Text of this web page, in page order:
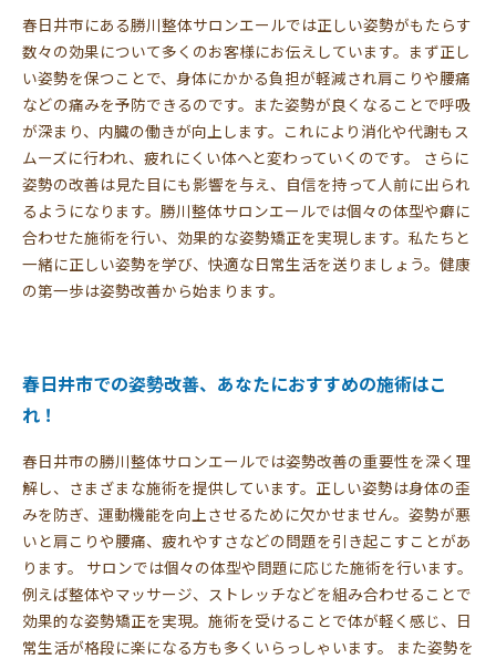
春日井市にある勝川整体サロンエールでは正しい姿勢がもたらす
数々の効果について多くのお客様にお伝えしています。まず正し
い姿勢を保つことで、身体にかかる負担が軽減され肩こりや腰痛
などの痛みを予防できるのです。また姿勢が良くなることで呼吸
が深まり、内臓の働きが向上します。これにより消化や代謝もス
ムーズに行われ、疲れにくい体へと変わっていくのです。 さらに
姿勢の改善は見た目にも影響を与え、自信を持って人前に出られ
るようになります。勝川整体サロンエールでは個々の体型や癖に
合わせた施術を行い、効果的な姿勢矯正を実現します。私たちと
一緒に正しい姿勢を学び、快適な日常生活を送りましょう。健康
の第一歩は姿勢改善から始まります。
春日井市での姿勢改善、あなたにおすすめの施術はこ
れ！
春日井市の勝川整体サロンエールでは姿勢改善の重要性を深く理
解し、さまざまな施術を提供しています。正しい姿勢は身体の歪
みを防ぎ、運動機能を向上させるために欠かせません。姿勢が悪
いと肩こりや腰痛、疲れやすさなどの問題を引き起こすことがあ
ります。 サロンでは個々の体型や問題に応じた施術を行います。
例えば整体やマッサージ、ストレッチなどを組み合わせることで
効果的な姿勢矯正を実現。施術を受けることで体が軽く感じ、日
常生活が格段に楽になる方も多くいらっしゃいます。 また姿勢を